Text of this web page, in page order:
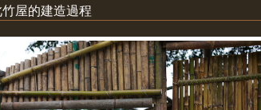
屋的建造過程